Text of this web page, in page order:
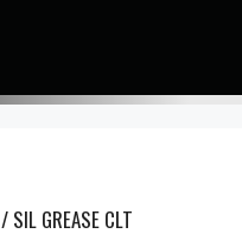
/ SIL GREASE CLT